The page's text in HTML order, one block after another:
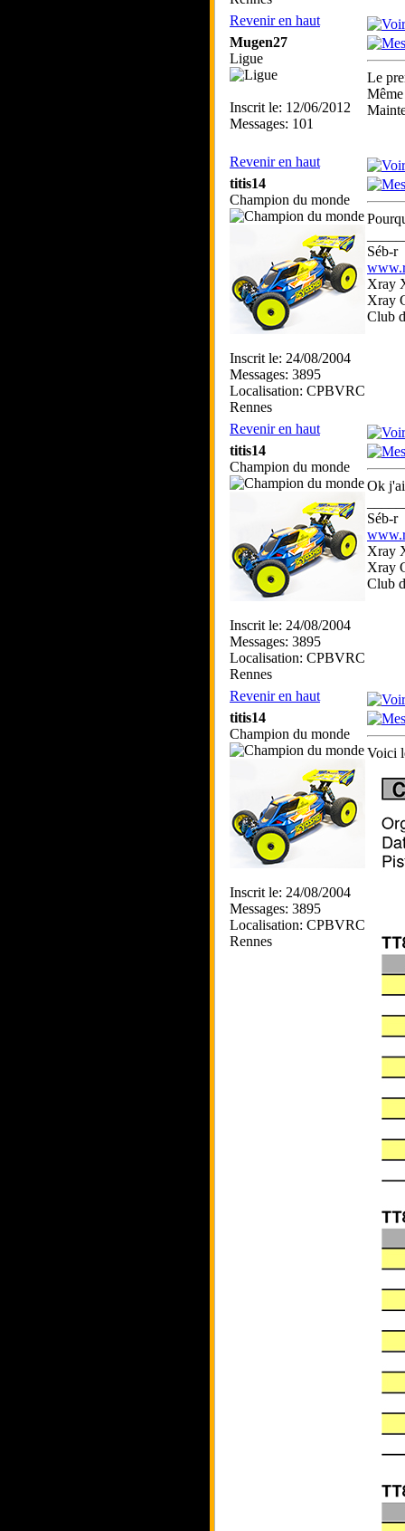
Revenir en haut
Mugen27
Ligue
Inscrit le: 12/06/2012
Messages: 101
Le
Revenir en haut
titis14
Champion du monde
Inscrit le: 24/08/2004
Messages: 3895
Localisation: CPBVRC
Rennes
Séb-r
Xray
Xray
Club
Revenir en haut
titis14
Champion du monde
Inscrit le: 24/08/2004
Messages: 3895
Localisation: CPBVRC
Rennes
Ok j'ai
Séb-r
Xray
Xray
Club
Revenir en haut
titis14
Champion du monde
Inscrit le: 24/08/2004
Messages: 3895
Localisation: CPBVRC
Rennes
Voici